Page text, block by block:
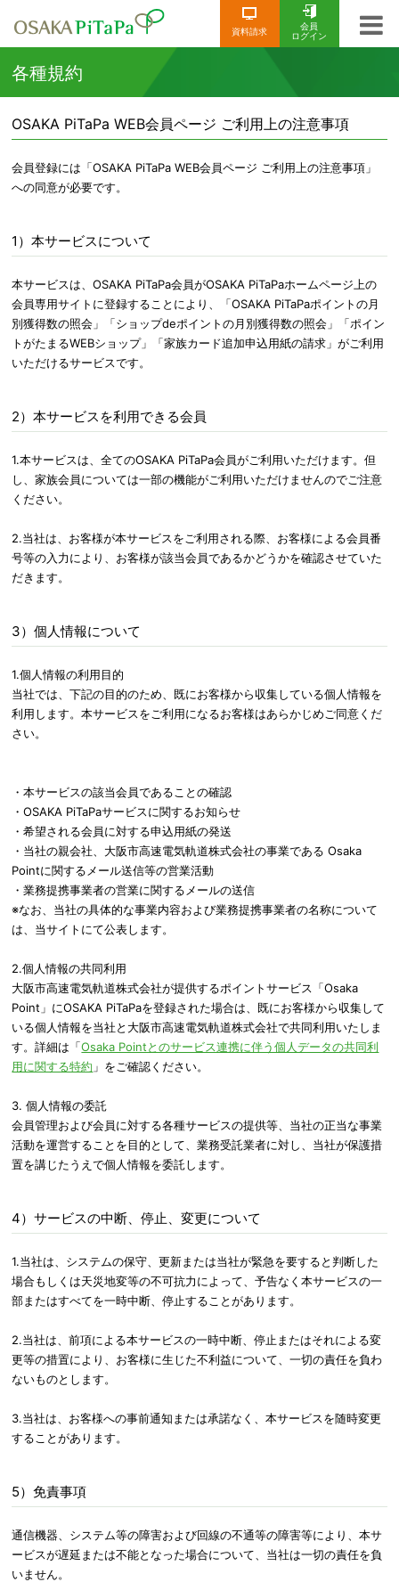
資料請求
会員
ログイン
各種規約
OSAKA PiTaPa WEB会員ページ ご利用上の注意事項
会員登録には「OSAKA PiTaPa WEB会員ページ ご利用上の注意事項」
への同意が必要です。
1）本サービスについて
本サービスは、OSAKA PiTaPa会員がOSAKA PiTaPaホームページ上の
会員専用サイトに登録することにより、「OSAKA PiTaPaポイントの月
別獲得数の照会」「ショップdeポイントの月別獲得数の照会」「ポイン
トがたまるWEBショップ」「家族カード追加申込用紙の請求」がご利用
いただけるサービスです。
2）本サービスを利用できる会員
1.本サービスは、全てのOSAKA PiTaPa会員がご利用いただけます。但
し、家族会員については一部の機能がご利用いただけませんのでご注意
ください。
2.当社は、お客様が本サービスをご利用される際、お客様による会員番
号等の入力により、お客様が該当会員であるかどうかを確認させていた
だきます。
3）個人情報について
1.個人情報の利用目的
当社では、下記の目的のため、既にお客様から収集している個人情報を
利用します。本サービスをご利用になるお客様はあらかじめご同意くだ
さい。
・本サービスの該当会員であることの確認
・OSAKA PiTaPaサービスに関するお知らせ
・希望される会員に対する申込用紙の発送
・当社の親会社、大阪市高速電気軌道株式会社の事業である Osaka
Pointに関するメール送信等の営業活動
・業務提携事業者の営業に関するメールの送信
※なお、当社の具体的な事業内容および業務提携事業者の名称について
は、当サイトにて公表します。
2.個人情報の共同利用
大阪市高速電気軌道株式会社が提供するポイントサービス「Osaka
Point」にOSAKA PiTaPaを登録された場合は、既にお客様から収集して
いる個人情報を当社と大阪市高速電気軌道株式会社で共同利用いたしま
す。詳細は「Osaka Pointとのサービス連携に伴う個人データの共同利
用に関する特約 」をご確認ください。
3. 個人情報の委託
会員管理および会員に対する各種サービスの提供等、当社の正当な事業
活動を運営することを目的として、業務受託業者に対し、当社が保護措
置を講じたうえで個人情報を委託します。
4）サービスの中断、停止、変更について
1.当社は、システムの保守、更新または当社が緊急を要すると判断した
場合もしくは天災地変等の不可抗力によって、予告なく本サービスの一
部またはすべてを一時中断、停止することがあります。
2.当社は、前項による本サービスの一時中断、停止またはそれによる変
更等の措置により、お客様に生じた不利益について、一切の責任を負わ
ないものとします。
3.当社は、お客様への事前通知または承諾なく、本サービスを随時変更
することがあります。
5）免責事項
通信機器、システム等の障害および回線の不通等の障害等により、本サ
ービスが遅延または不能となった場合について、当社は一切の責任を負
いません。